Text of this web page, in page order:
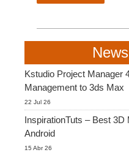
Kstudio Project Manager
Management to 3ds Max
22 Jul 26
InspirationTuts – Best 3D
Android
15 Abr 26